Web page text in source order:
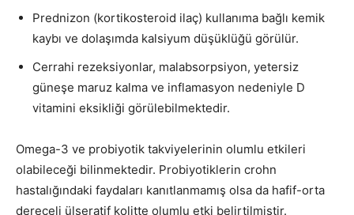
Prednizon (kortikosteroid ilaç) kullanıma bağlı kemik
kaybı ve dolaşımda kalsiyum düşüklüğü görülür.
Cerrahi rezeksiyonlar, malabsorpsiyon, yetersiz
güneşe maruz kalma ve inflamasyon nedeniyle D
vitamini eksikliği görülebilmektedir.
Omega-3 ve probiyotik takviyelerinin olumlu etkileri
olabileceği bilinmektedir. Probiyotiklerin crohn
hastalığındaki faydaları kanıtlanmamış olsa da hafif-orta
dereceli ülseratif kolitte olumlu etki belirtilmiştir.